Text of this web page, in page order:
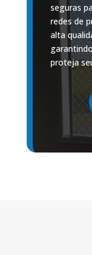
seguras
redes de
alta
proteja